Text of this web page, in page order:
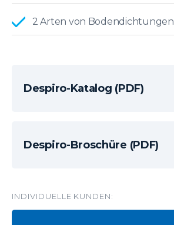
2 Arten von Bodendichtungen
Despiro-Katalog (PDF)
Despiro-Broschüre (PDF)
INDIVIDUELLE KUNDEN: